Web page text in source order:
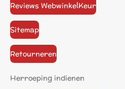
Reviews WebwinkelKeur
Sitemap
Retourneren
Herroeping indienen